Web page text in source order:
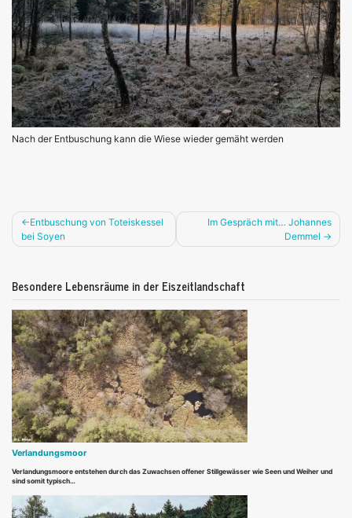
Nach der Entbuschung kann die Wiese wieder gemäht werden
Beitragsnavigation
Entbuschung von Toteiskessel
bei Soyen
Im Gespräch mit… Johannes
Demmel
Besondere Lebensräume in der Eiszeitlandschaft
Verlandungsmoor
Verlandungsmoore entstehen durch das Zuwachsen offener Stillgewässer wie Seen und Weiher und
sind somit typisch…